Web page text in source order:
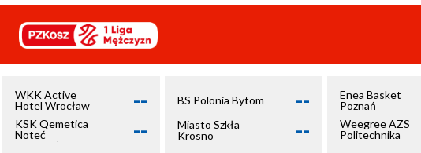
WKK Active
Hotel Wrocław
--
KSK Qemetica
Noteć
Inowrocław
--
BS Polonia Bytom --
Miasto Szkła
Krosno
--
Enea Basket
Poznań
Weegree AZS
Politechnika